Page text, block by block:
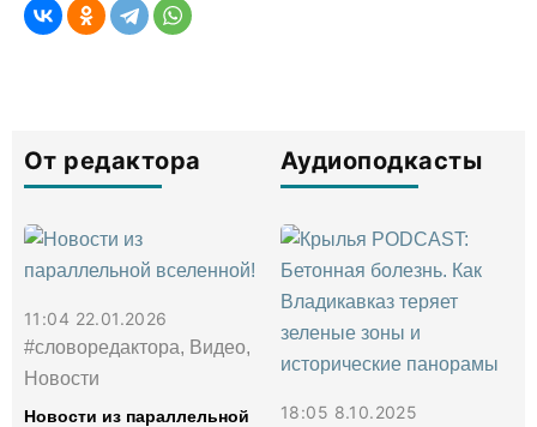
От редактора
11:04 22.01.2026
#словоредактора, Видео,
Новости
Новости из параллельной
Аудиоподкасты
18:05 8.10.2025